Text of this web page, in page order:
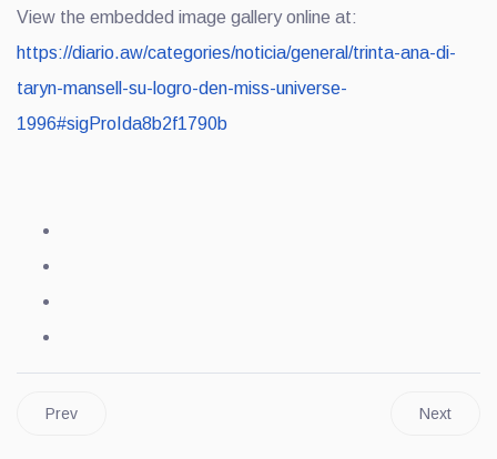
View the embedded image gallery online at:
https://diario.aw/categories/noticia/general/trinta-ana-di-
taryn-mansell-su-logro-den-miss-universe-
1996#sigProIda8b2f1790b
Prev Next